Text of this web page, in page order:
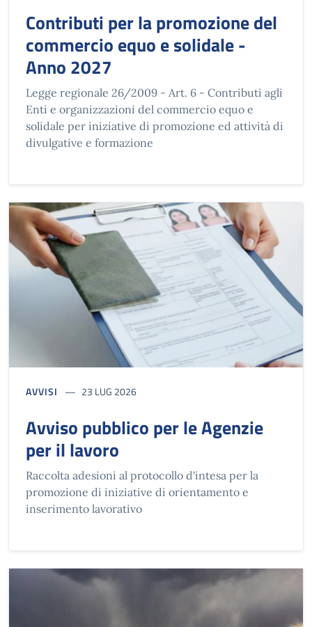
Contributi per la promozione del
commercio equo e solidale -
Anno 2027
Legge regionale 26/2009 - Art. 6 - Contributi agli
Enti e organizzazioni del commercio equo e
solidale per iniziative di promozione ed attività di
divulgative e formazione
AVVISI 23 LUG 2026
Avviso pubblico per le Agenzie
per il lavoro
Raccolta adesioni al protocollo d'intesa per la
promozione di iniziative di orientamento e
inserimento lavorativo